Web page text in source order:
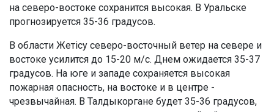
на северо-востоке сохранится высокая. В Уральске
прогнозируется 35-36 градусов.
В области Жетісу северо-восточный ветер на севере и
востоке усилится до 15-20 м/с. Днем ожидается 35-37
градусов. На юге и западе сохраняется высокая
пожарная опасность, на востоке и в центре -
чрезвычайная. В Талдыкоргане будет 35-36 градусов,